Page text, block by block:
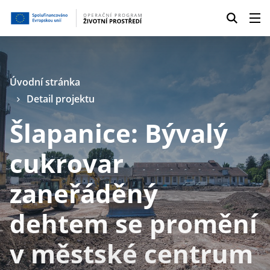
Úvodní stránka
Detail projektu
Šlapanice: Bývalý
cukrovar
zaneřáděný
dehtem se promění
v městské centrum